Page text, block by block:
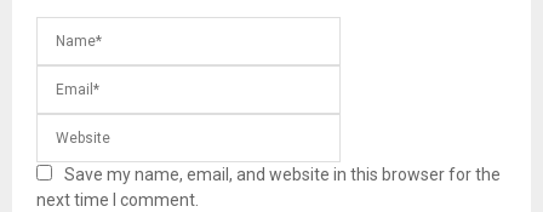
Save my name, email, and website in this browser for the
next time I comment.